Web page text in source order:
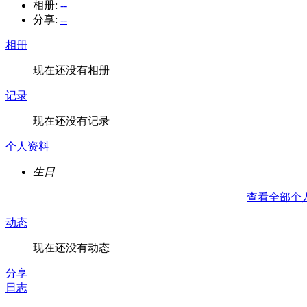
相册: --
分享: --
相册
现在还没有相册
记录
现在还没有记录
个人资料
生日
查看全部个
动态
现在还没有动态
分享
日志